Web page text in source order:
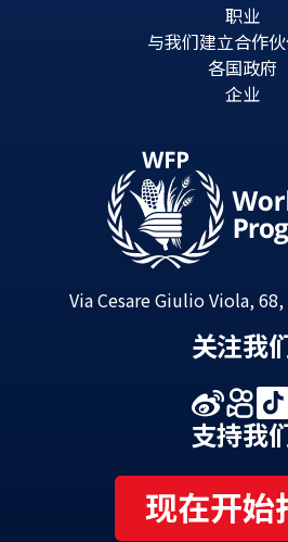
职业
与我们建立合作
各国政府
企业
Via Cesare Giulio Viola, 68,
关注我
支持我
现在开始